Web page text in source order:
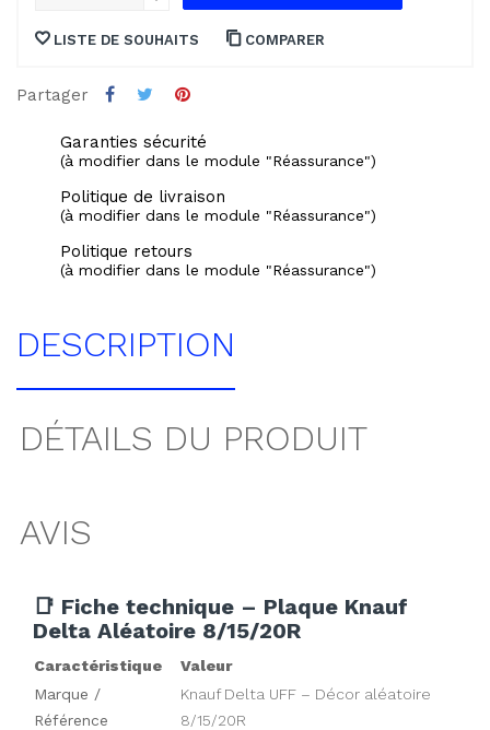
LISTE DE SOUHAITS COMPARER
Partager
Garanties sécurité
(à modifier dans le module "Réassurance")
Politique de livraison
(à modifier dans le module "Réassurance")
Politique retours
(à modifier dans le module "Réassurance")
DESCRIPTION
DÉTAILS DU PRODUIT
AVIS
📑 Fiche technique – Plaque Knauf
Delta Aléatoire 8/15/20R
Caractéristique
Valeur
Marque /
Référence
Knauf Delta UFF – Décor aléatoire
8/15/20R